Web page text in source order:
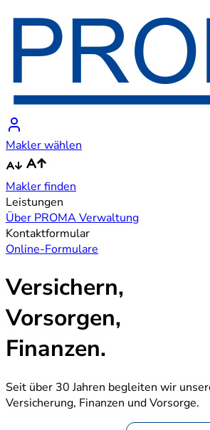
Makler wählen
Makler finden
Leistungen
Über PROMAVerwaltung
Kontaktformular
Online-Formulare
Versichern,
Vorsorgen,
Finanzen.
Seit über 30 Jahren begleiten wir
Versicherung, Finanzen und Vorsorge.